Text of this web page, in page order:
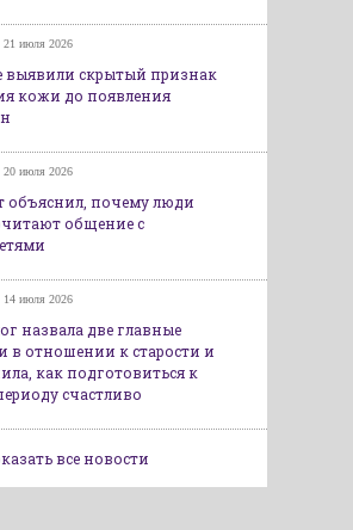
21 июля 2026
выявили скрытый признак
кожи до появления
20 июля 2026
объяснил, почему люди
общение с
14 июля 2026
назвала две главные
в отношении к старости и
как подготовиться к
счастливо
все новости